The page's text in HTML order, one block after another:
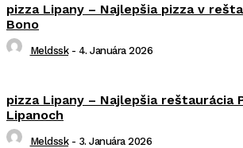
pizza Lipany – Najlepšia pizza v
Bono
Meldssk - 4. Januára 2026
pizza Lipany – Najlepšia reštaurácia
Lipanoch
Meldssk - 3. Januára 2026